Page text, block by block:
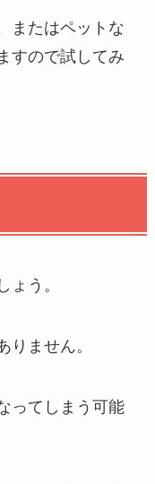
またはペットな
すので試してみ
ょう。
りません。
ってしまう可能